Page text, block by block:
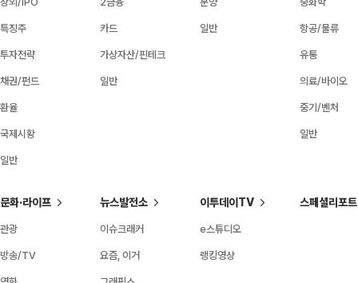
특징주
투자전략
채권/펀드
환율
국제시황
일반
카드
가상자산/핀테크
일반
일반 항공/물류
유통
의료/바이오
중기/벤처
일반
문화·라이프
관광
방송/TV
뉴스발전소
이슈크래커
요즘, 이거
이투데이TV
e스튜디오
랭킹영상
스페셜리포트